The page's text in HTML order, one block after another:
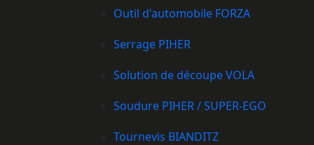
Outil d'automobile FORZA
Serrage PIHER
Solution de découpe VOLA
Soudure PIHER / SUPER-EGO
Tournevis BIANDITZ